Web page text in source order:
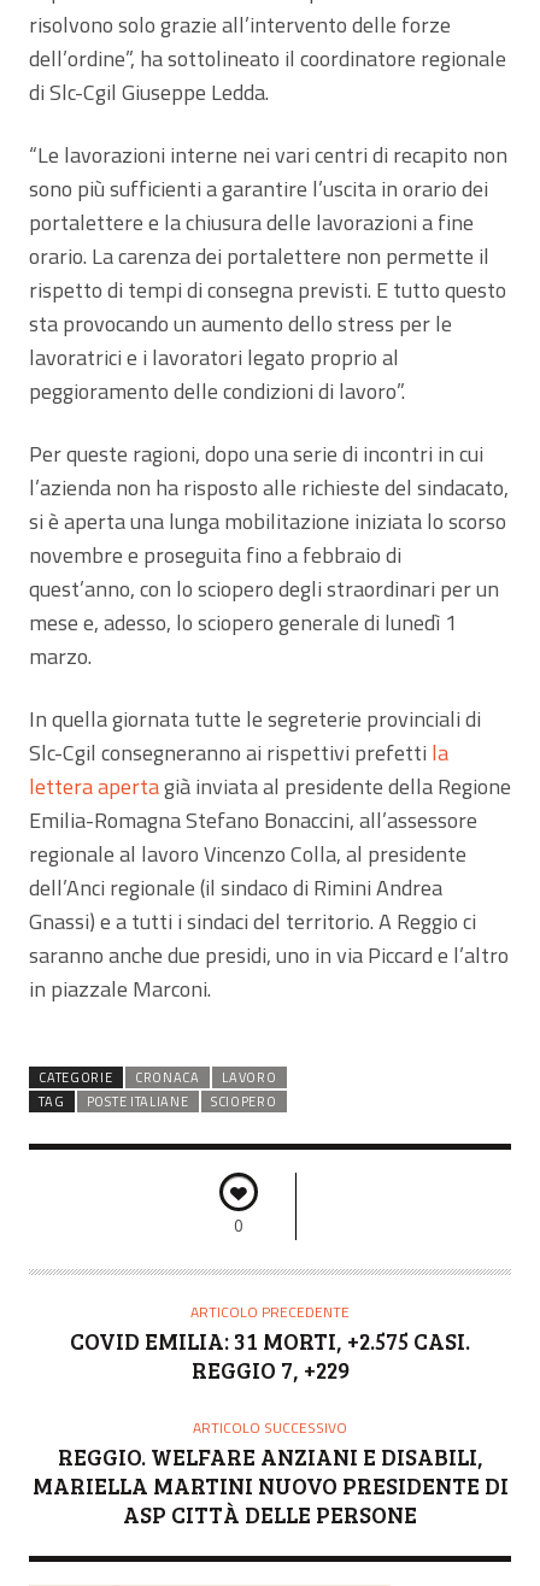
risolvono solo grazie all’intervento delle forze
dell’ordine”, ha sottolineato il coordinatore regionale
di Slc-Cgil Giuseppe Ledda.
“Le lavorazioni interne nei vari centri di recapito non
sono più sufficienti a garantire l’uscita in orario dei
portalettere e la chiusura delle lavorazioni a fine
orario. La carenza dei portalettere non permette il
rispetto di tempi di consegna previsti. E tutto questo
sta provocando un aumento dello stress per le
lavoratrici e i lavoratori legato proprio al
peggioramento delle condizioni di lavoro”.
Per queste ragioni, dopo una serie di incontri in cui
l’azienda non ha risposto alle richieste del sindacato,
si è aperta una lunga mobilitazione iniziata lo scorso
novembre e proseguita fino a febbraio di
quest’anno, con lo sciopero degli straordinari per un
mese e, adesso, lo sciopero generale di lunedì 1
marzo.
In quella giornata tutte le segreterie provinciali di
Slc-Cgil consegneranno ai rispettivi prefetti la
lettera apertagià inviata al presidente della Regione
Emilia-Romagna Stefano Bonaccini, all’assessore
regionale al lavoro Vincenzo Colla, al presidente
dell’Anci regionale (il sindaco di Rimini Andrea
Gnassi) e a tutti i sindaci del territorio. A Reggio ci
saranno anche due presidi, uno in via Piccard e l’altro
in piazzale Marconi.
CATEGORIE CRONACA
LAVORO
TAG
POSTE ITALIANE SCIOPERO
0
ARTICOLO PRECEDENTE
COVID EMILIA: 31 MORTI, +2.575 CASI.
REGGIO 7, +229
ARTICOLO SUCCESSIVO
REGGIO. WELFARE ANZIANI E DISABILI,
MARIELLA MARTINI NUOVO PRESIDENTE DI
ASP CITTÀ DELLE PERSONE